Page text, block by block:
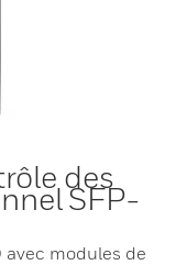
des
SFP-
modules de